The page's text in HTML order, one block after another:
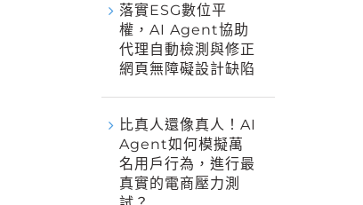
落實ESG數位平
權，AI Agent協助
代理自動檢測與修正
網頁無障礙設計缺陷
比真人還像真人！AI
Agent如何模擬萬
名用戶行為，進行最
真實的電商壓力測